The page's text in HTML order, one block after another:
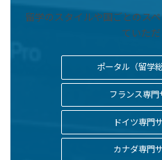
留学のスタイルや国ごとのス
ていた
ポータル（留学
フランス専門
ドイツ専門
カナダ専門